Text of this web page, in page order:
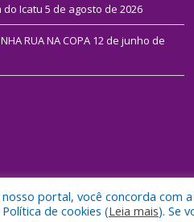
do Icatu 5 de agosto de 2026
RUA NA COPA 12 de junho de
portal, você concorda com
de cookies (Leia mais). Se